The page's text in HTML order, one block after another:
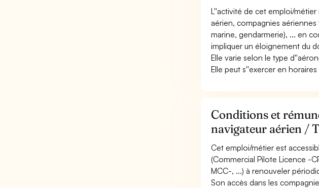
L''activité de cet emploi/
aérien, compagnies
marine, gendarmerie), ... en
impliquer un éloignement du
Elle varie selon le type
Elle peut s''exercer en
Conditions et
navigateur aérien /
Cet emploi/métier est
(Commercial Pilote Licence -
MCC-, ...) à renouveler
Son accès dans les